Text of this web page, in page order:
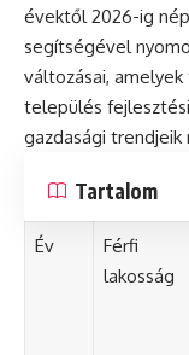
évektől 2026-ig
segítségével
változásai,
település
gazdasági
Tartalom
Év
Férfi
lakosság